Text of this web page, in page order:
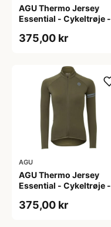
AGU Thermo Jersey
Essential - Cykeltrøje -
L
375,00 kr
AGU
AGU Thermo Jersey
Essential - Cykeltrøje -
S
375,00 kr